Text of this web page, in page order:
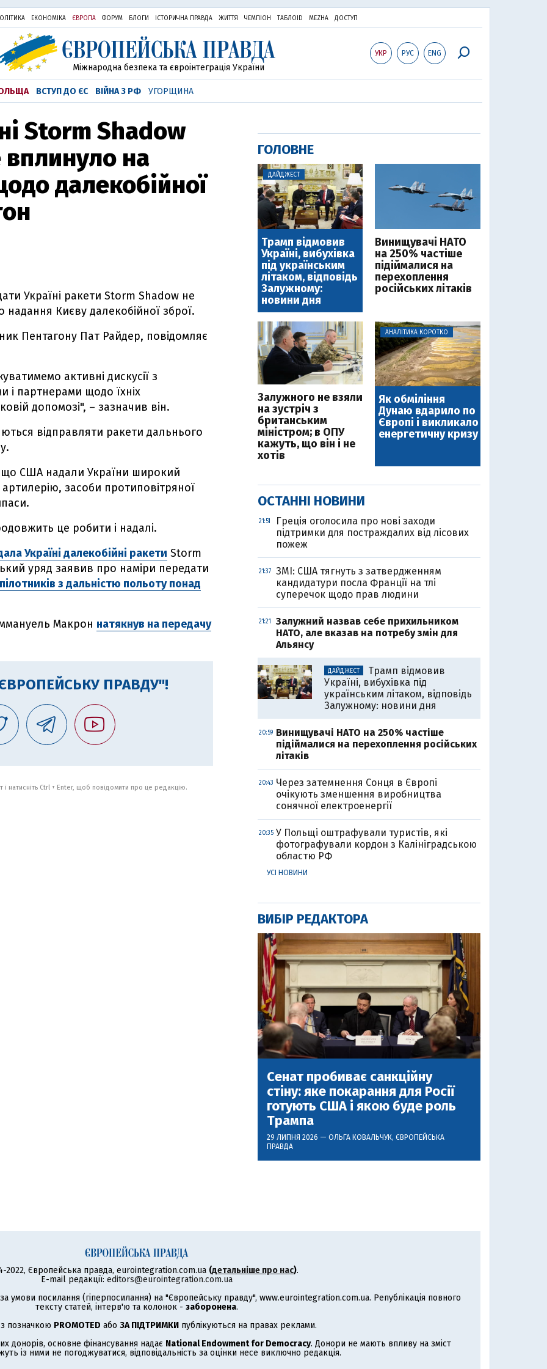
ЕКОНОМІКА ЄВРОПА ФОРУМ БЛОГИ ІСТОРИЧНА ПРАВДА ЖИТТЯ ЧЕМПІОН ТАБЛОID MEZHA ДОСТУП
УКР РУС ENG
Міжнародна безпека та євроінтеграція України
ВСТУП ДО ЄС ВІЙНА З РФ УГОРЩИНА
Storm Shadow
вплинуло на
далекобійної
Україні ракети Storm Shadow не
Києву далекобійної зброї.
Пентагону Пат Райдер, повідомляє
активні дискусії з
партнерами щодо їхніх
допомозі", – зазначив він.
відправляти ракети дальнього
США надали України широкий
засоби протиповітряної
це робити і надалі.
Україні далекобійні ракети Storm
уряд заявив про наміри передати
з дальністю польоту понад
Макрон натякнув на передачу
ПРАВДУ"!
і натисніть Ctrl + Enter, щоб повідомити про це редакцію.
ГОЛОВНЕ
ДАЙДЖЕСТ
Трамп відмовив
Україні, вибухівка
під українським
літаком, відповідь
Залужному:
новини дня
Винищувачі НАТО
на 250% частіше
підіймалися на
перехоплення
російських літаків
Залужного не взяли
на зустріч з
британським
міністром; в ОПУ
кажуть, що він і не
хотів
АНАЛІТИКА КОРОТКО
Як обміління
Дунаю вдарило по
Європі і викликало
енергетичну кризу
ОСТАННІ НОВИНИ
21:51
Греція оголосила про нові заходи
підтримки для постраждалих від лісових
пожеж
21:37
ЗМІ: США тягнуть з затвердженням
кандидатури посла Франції на тлі
суперечок щодо прав людини
21:21
Залужний назвав себе прихильником
НАТО, але вказав на потребу змін для
Альянсу
ДАЙДЖЕСТ
Трамп відмовив
Україні, вибухівка під
українським літаком, відповідь
Залужному: новини дня
20:59 Винищувачі НАТО на 250% частіше
підіймалися на перехоплення російських
літаків
20:43 Через затемнення Сонця в Європі
очікують зменшення виробництва
сонячної електроенергії
20:35 У Польщі оштрафували туристів, які
фотографували кордон з Калініградською
областю РФ
УСІ НОВИНИ
ВИБІР РЕДАКТОРА
Сенат пробиває санкційну
стіну: яке покарання для Росії
готують США і якою буде роль
Трампа
29 ЛИПНЯ 2026 — ОЛЬГА КОВАЛЬЧУК, ЄВРОПЕЙСЬКА
ПРАВДА
2022, Європейська правда, eurointegration.com.ua (детальніше про нас).
E-mail редакції: editors@eurointegration.com.ua
умови посилання (гіперпосилання) на "Європейську правду", www.eurointegration.com.ua. Републікація повного
тексту статей, інтерв'ю та колонок - заборонена.
позначкою PROMOTED або ЗА ПІДТРИМКИ публікуються на правах реклами.
донорів, основне фінансування надає National Endowment for Democracy. Донори не мають впливу на зміст
із ними не погоджуватися, відповідальність за оцінки несе виключно редакція.